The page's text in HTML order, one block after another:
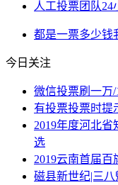
人工投票团队
都是一票多少钱
今日关注
微信投票刷一万/
有投票投票时提
2019年度河北
选
2019云南首届
磁县新世纪|三